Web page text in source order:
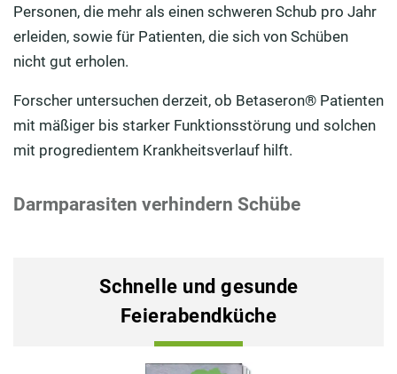
Personen, die mehr als einen schweren Schub pro Jahr
erleiden, sowie für Patienten, die sich von Schüben
nicht gut erholen.
Forscher untersuchen derzeit, ob Betaseron® Patienten
mit mäßiger bis starker Funktionsstörung und solchen
mit progredientem Krankheitsverlauf hilft.
Darmparasiten verhindern Schübe